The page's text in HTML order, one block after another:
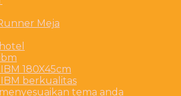
Meja
180X45cm
berkualitas
tema anda